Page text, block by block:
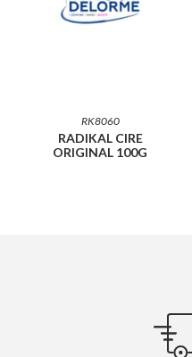
RK8060
RADIKAL CIRE
ORIGINAL 100G